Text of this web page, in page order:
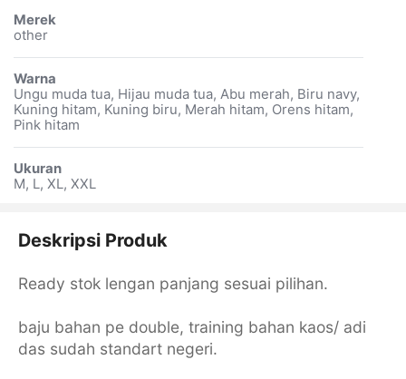
Merek
other
Warna
Ungu muda tua, Hijau muda tua, Abu merah, Biru navy,
Kuning hitam, Kuning biru, Merah hitam, Orens hitam,
Pink hitam
Ukuran
M, L, XL, XXL
Deskripsi Produk
Ready stok lengan panjang sesuai pilihan.
baju bahan pe double, training bahan kaos/ adi
das sudah standart negeri.